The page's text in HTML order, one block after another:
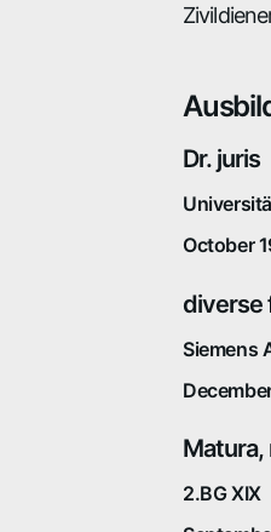
Dr. juris
October
diverse
Siemens
2.BG XIX